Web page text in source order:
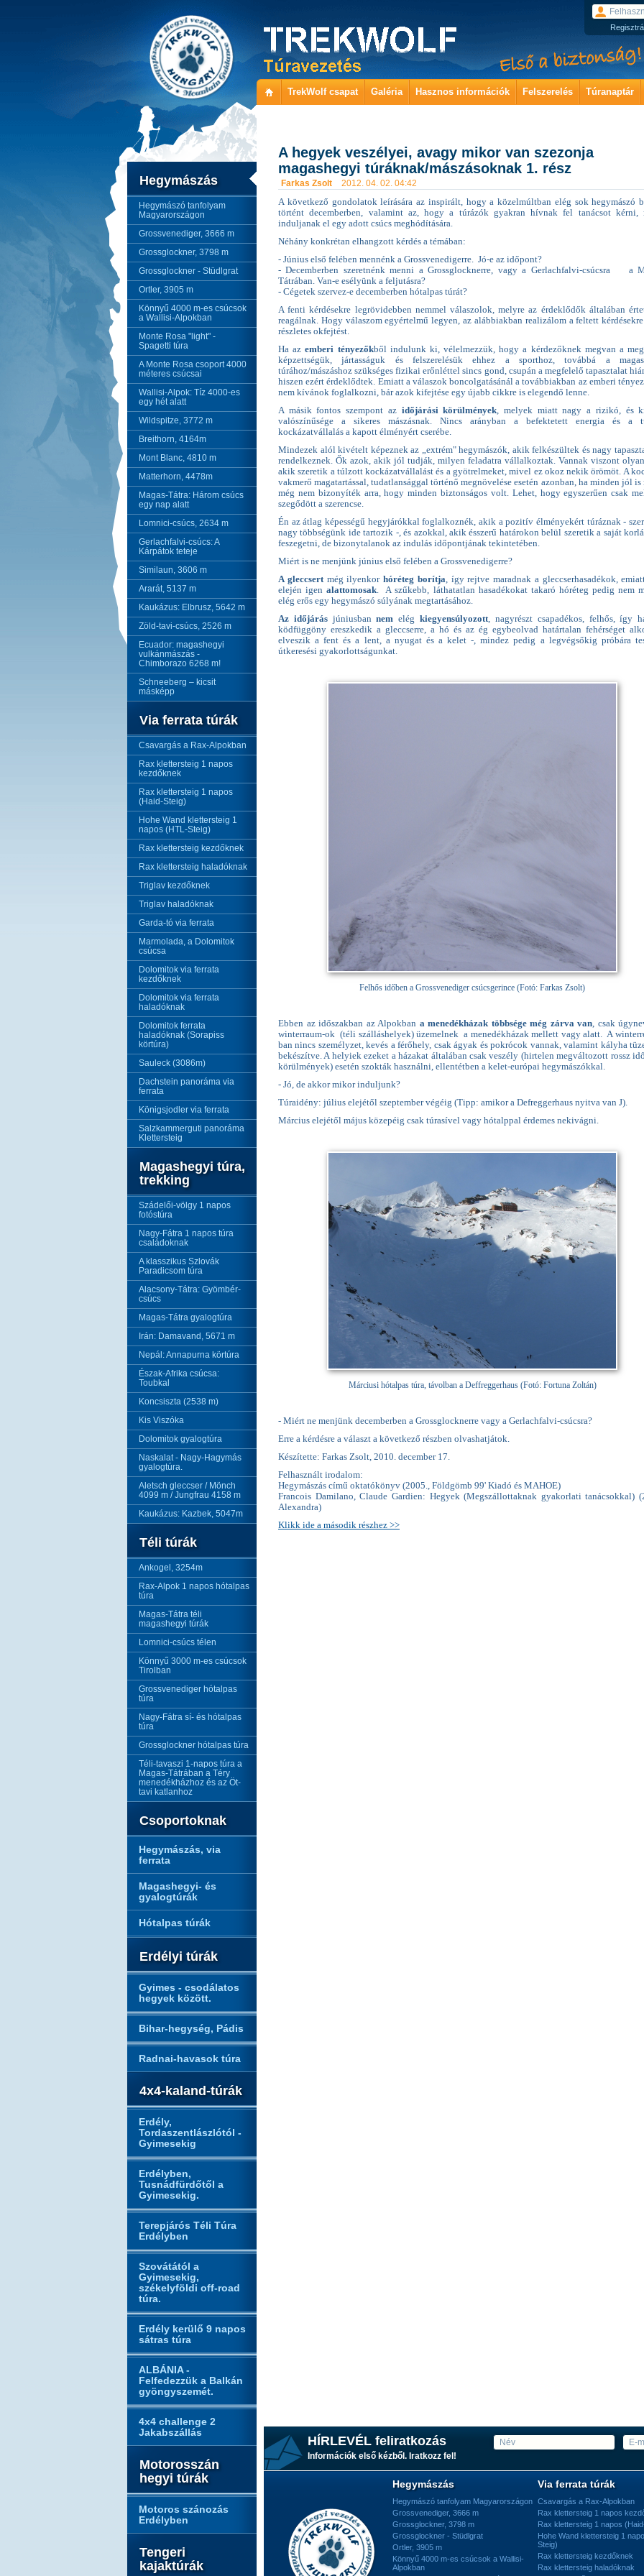
TrekWolf csapat Galéria Hasznos információk Felszerelés Túranaptár
Hegymászás
Hegymászó tanfolyam
Magyarországon
Grossvenediger, 3666 m
Grossglockner, 3798 m
Grossglockner - Stüdlgrat
Ortler, 3905 m
Könnyű 4000 m-es csúcsok
a Wallisi-Alpokban
Monte Rosa "light" -
Spagetti túra
A Monte Rosa csoport 4000
méteres csúcsai
Wallisi-Alpok: Tíz 4000-es
egy hét alatt
Wildspitze, 3772 m
Breithorn, 4164m
Mont Blanc, 4810 m
Matterhorn, 4478m
Magas-Tátra: Három csúcs
egy nap alatt
Lomnici-csúcs, 2634 m
Gerlachfalvi-csúcs: A
Kárpátok teteje
Similaun, 3606 m
Ararát, 5137 m
Kaukázus: Elbrusz, 5642 m
Zöld-tavi-csúcs, 2526 m
Ecuador: magashegyi
vulkánmászás -
Chimborazo 6268 m!
Schneeberg – kicsit
másképp
Via ferrata túrák
Csavargás a Rax-Alpokban
Rax klettersteig 1 napos
kezdőknek
Rax klettersteig 1 napos
(Haid-Steig)
Hohe Wand klettersteig 1
napos (HTL-Steig)
Rax klettersteig kezdőknek
Rax klettersteig haladóknak
Triglav kezdőknek
Triglav haladóknak
Garda-tó via ferrata
Marmolada, a Dolomitok
csúcsa
Dolomitok via ferrata
kezdőknek
Dolomitok via ferrata
haladóknak
Dolomitok ferrata
haladóknak (Sorapiss
körtúra)
Sauleck (3086m)
Dachstein panoráma via
ferrata
Königsjodler via ferrata
Salzkammerguti panoráma
Klettersteig
Magashegyi túra,
trekking
Szádelői-völgy 1 napos
fotóstúra
Nagy-Fátra 1 napos túra
családoknak
A klasszikus Szlovák
Paradicsom túra
Alacsony-Tátra: Gyömbér-
csúcs
Magas-Tátra gyalogtúra
Irán: Damavand, 5671 m
Nepál: Annapurna körtúra
Észak-Afrika csúcsa:
Toubkal
Koncsiszta (2538 m)
Kis Viszóka
Dolomitok gyalogtúra
Naskalat - Nagy-Hagymás
gyalogtúra.
Aletsch gleccser / Mönch
4099 m / Jungfrau 4158 m
Kaukázus: Kazbek, 5047m
Téli túrák
Ankogel, 3254m
Rax-Alpok 1 napos hótalpas
túra
Magas-Tátra téli
magashegyi túrák
Lomnici-csúcs télen
Könnyű 3000 m-es csúcsok
Tirolban
Grossvenediger hótalpas
túra
Nagy-Fátra sí- és hótalpas
túra
Grossglockner hótalpas túra
Téli-tavaszi 1-napos túra a
Magas-Tátrában a Téry
menedékházhoz és az Öt-
tavi katlanhoz
Csoportoknak
Hegymászás, via
ferrata
Magashegyi- és
gyalogtúrák
Hótalpas túrák
Erdélyi túrák
Gyimes - csodálatos
hegyek között.
Bihar-hegység, Pádis
Radnai-havasok túra
4x4-kaland-túrák
Erdély,
Tordaszentlászlótól -
Gyimesekig
Erdélyben,
Tusnádfürdőtől a
Gyimesekig.
Terepjárós Téli Túra
Erdélyben
Szovátától a
Gyimesekig,
székelyföldi off-road
túra.
Erdély kerülő 9 napos
sátras túra
ALBÁNIA -
Felfedezzük a Balkán
gyöngyszemét.
4x4 challenge 2
Jakabszállás
Motorosszán
hegyi túrák
Motoros szánozás
Erdélyben
Tengeri
kajaktúrák
A hegyek veszélyei, avagy mikor van szezonja
magashegyi túráknak/mászásoknak 1. rész
Farkas Zsolt 2012. 04. 02. 04:42
A következő gondolatok leírására az inspirált, hogy a közelmúltban elég sok hegymászó
történt decemberben, valamint az, hogy a túrázók gyakran hívnak fel tanácsot kérni,
induljanak el egy adott csúcs meghódítására.
Néhány konkrétan elhangzott kérdés a témában:
- Június első felében mennénk a Grossvenedigerre. Jó-e az időpont?
- Decemberben szeretnénk menni a Grossglocknerre, vagy a Gerlachfalvi-csúcsra a
Tátrában. Van-e esélyünk a feljutásra?
- Cégetek szervez-e decemberben hótalpas túrát?
A fenti kérdésekre legrövidebben nemmel válaszolok, melyre az érdeklődők általában
reagálnak. Hogy válaszom egyértelmű legyen, az alábbiakban realizálom a feltett
részletes okfejtést.
Ha azemberi tényezőkből indulunk ki, vélelmezzük, hogy a kérdezőknek megvan a
képzettségük, jártasságuk és felszerelésük ehhez a sporthoz, továbbá a
túrához/mászáshoz szükséges fizikai erőnléttel sincs gond, csupán a megfelelő tapasztalat
hiszen ezért érdeklődtek. Emiatt a válaszok boncolgatásánál a továbbiakban az emberi
nem kívánok foglalkozni, bár azok kifejtése egy újabb cikkre is elegendő lenne.
A másik fontos szempont az időjárási körülmények, melyek miatt nagy a rizikó, és
valószínűsége a sikeres mászásnak. Nincs arányban a befektetett energia és a
kockázatvállalás a kapott élményért cserébe.
Mindezek alól kivételt képeznek az „extrém" hegymászók, akik felkészültek és nagy
rendelkeznek. Ők azok, akik jól tudják, milyen feladatra vállalkoztak. Vannak viszont
akik szeretik a túlzott kockázatvállalást és a gyötrelmeket, mivel ez okoz nekik örömöt. A
vakmerő magatartással, tudatlansággal történő megnövelése esetén azonban, ha minden jól is
még nem bizonyíték arra, hogy minden biztonságos volt. Lehet, hogy egyszerűen csak
szegődött a szerencse.
Én az átlag képességű hegyjárókkal foglalkoznék, akik a pozitív élményekért túráznak -
nagy többségünk ide tartozik -, és azokkal, akik ésszerű határokon belül szeretik a saját
feszegetni, de bizonytalanok az indulás időpontjának tekintetében.
Miért is ne menjünk június első felében a Grossvenedigerre?
A gleccsertmég ilyenkor hóréteg borítja, így rejtve maradnak a gleccserhasadékok,
elején igenalattomosak. A szűkebb, láthatatlan hasadékokat takaró hóréteg pedig nem
elég erős egy hegymászó súlyának megtartásához.
Az időjárásjúniusbannem elégkiegyensúlyozott, nagyrészt csapadékos, felhős, így
ködfüggöny ereszkedik a gleccserre, a hó és az ég egybeolvad határtalan fehérséget
elveszik a fent és a lent, a nyugat és a kelet -, mindez pedig a legvégsőkig próbára
útkeresési gyakorlottságunkat.
Felhős időben a Grossvenediger csúcsgerince (Fotó: Farkas Zsolt)
Ebben az időszakban az Alpokban a menedékházak többsége még zárva van, csak
winterraum-ok (téli szálláshelyek) üzemelnek a menedékházak mellett vagy alatt. A
ban nincs személyzet, kevés a férőhely, csak ágyak és pokrócok vannak, valamint kályha
bekészítve. A helyiek ezeket a házakat általában csak veszély (hirtelen megváltozott rossz
körülmények) esetén szokták használni, ellentétben a kelet-európai hegymászókkal.
- Jó, de akkor mikor induljunk?
Túraidény: július elejétől szeptember végéig (Tipp: amikor a Defreggerhaus nyitva van J).
Március elejétől május közepéig csak túrasível vagy hótalppal érdemes nekivágni.
Márciusi hótalpas túra, távolban a Deffreggerhaus (Fotó: Fortuna Zoltán)
- Miért ne menjünk decemberben a Grossglocknerre vagy a Gerlachfalvi-csúcsra?
Erre a kérdésre a választ a következő részben olvashatjátok.
Készítette: Farkas Zsolt, 2010. december 17.
Felhasznált irodalom:
Hegymászás című oktatókönyv (2005., Földgömb 99' Kiadó és MAHOE)
Francois Damilano, Claude Gardien: Hegyek (Megszállottaknak gyakorlati tanácsokkal)
Alexandra)
Klikk ide a második részhez >>
HÍRLEVÉL feliratkozás
Információk első kézből. Iratkozz fel!
Hegymászás
Hegymászó tanfolyam Magyarországon
Grossvenediger, 3666 m
Grossglockner, 3798 m
Grossglockner - Stüdlgrat
Ortler, 3905 m
Könnyű 4000 m-es csúcsok a Wallisi-
Alpokban
Via ferrata túrák
Csavargás a Rax-Alpokban
Rax klettersteig 1 napos
Rax klettersteig 1 napos
Hohe Wand klettersteig 1
Steig)
Rax klettersteig kezdőknek
Rax klettersteig haladóknak